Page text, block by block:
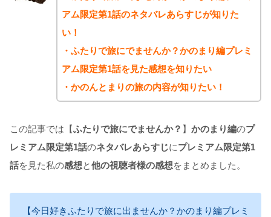
アム限定第1話のネタバレあらすじが知りた
い！
・ふたりで旅にでませんか？かのまり編プレミ
アム限定第1話を見た感想を知りたい
・かのんとまりの旅の内容が知りたい！
この記事では【ふたりで旅にでませんか？ 】 かのまり編のプ
レミアム限定第1話のネタバレあらすじにプレミアム限定第1
話を見た私の感想と他の視聴者様の感想をまとめました。
【今日好きふたりで旅に出ませんか？かのまり編プレミ